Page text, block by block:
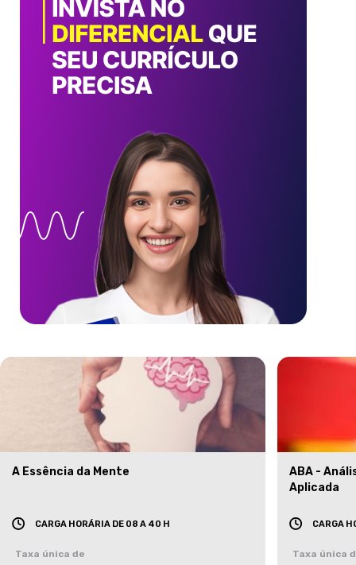
A Essência da Mente
CARGA HORÁRIA DE 08 A 40 H
Taxa única de
ABA -
Aplicada
CARGA
Taxa única